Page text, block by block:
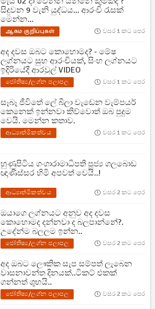
සිදුවන 9 වැනි යුද්ධය... ආරංචි රැසක්
මෙන්න...
ஆகம குறிப்புகள் වසර 1 කට පෙර
අද දවස ඔබට කොහොමද? - මේෂ
ලග්නයට සුභ ආරංචියක්, සිංහ ලග්නයට
ඉදිරියේදී ආරවුල් VIDEO
ජෝතිෂ්‍ය/ලග්න පලාපල වසර 1 කට පෙර
සෑබෑ ජීවිතේ ලේ බීලා වැඩෙන වැම්පයර්
කෙනෙක් ඉන්නවා කිව්වොත් ඔබ පුදුම
වෙයි. මෙන්න කතාව.
ආධ්‍යාත්මිකත්වය වසර 1 කට පෙර
හුණුපිටිය ගංගාරාමාධිපති පූජ්‍ය ගලබොඩ
ඥාණිස්සර හිමි අපවත් වෙයි..!
ආධ්‍යාත්මිකත්වය වසර 2 කට පෙර
ඔයාගෙ ලග්නයට අනුව අද දවස
කොහොමද දන්නවා ද බලපාන්නේ?.
උදේන්ම බලලම ඉන්න..
ජෝතිෂ්‍ය/ලග්න පලාපල වසර 2 කට පෙර
අද ඔබට ලෞකික සැප සම්පත් ලැබෙන
වාසනාවන්ත දිනයක්..ටිකට් එකක්
ගන්නත් ශුභයි..
ජෝතිෂ්‍ය/ලග්න පලාපල වසර 2 කට පෙර